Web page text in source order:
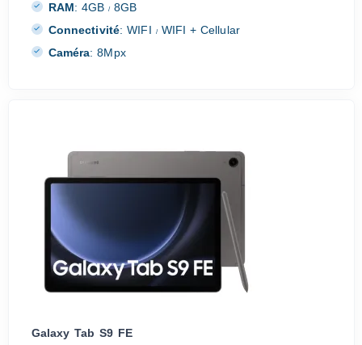
RAM: 4GB/ 8GB
Connectivité: WIFI /WIFI + Cellular
Caméra: 8Mpx
Galaxy Tab S9 FE